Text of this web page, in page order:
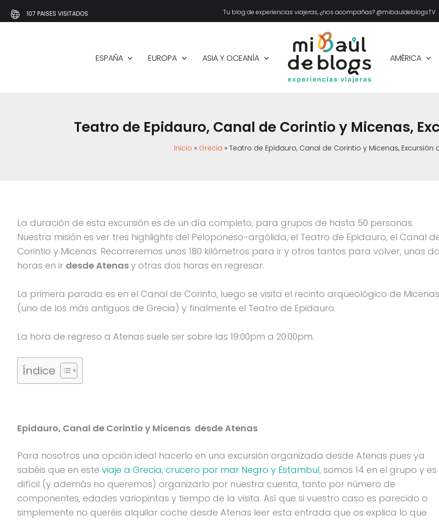
al
107 PAISES VISITADOS Tu blog de experiencias viajeras, ¿nos acompañas? @mibauldeblogsTV
ESPAÑA EUROPA ASIA Y OCEANÍA AMÉRICA
Teatro de Epidauro, Canal de Corintio y Micenas,
Inicio Grecia Teatro de Epidauro, Canal de Corintio y Micenas, Excursión
La duración de esta excursión es de un día completo, para grupos de hasta 50 personas.
Nuestra misión es ver tres highlights del Peloponeso-argólida, el Teatro de Epidauro, el Canal
Corintio y Micenas. Recorreremos unos 180 kilómetros para ir y otros tantos para volver, unas
horas en ir desde Atenasy otras dos horas en regresar.
La primera parada es en el Canal de Corinto, luego se visita el recinto arqueológico de Micenas
(uno de los más antiguos de Grecia) y finalmente el Teatro de Epidauro.
La hora de regreso a Atenas suele ser sobre las 19:00pm a 20:00pm.
Índice
Epidauro, Canal de Corintio y Micenas desde Atenas
Para nosotros una opción ideal hacerlo en una excursión organizada desde Atenas pues ya
sabéis que en este viaje a Grecia, crucero por mar Negro y Estambul, somos 14 en el grupo y es
difícil (y además no queremos) organizarlo por nuestra cuenta, tanto por número de
componentes, edades variopintas y tiempo de la visita. Así que si vuestro caso es parecido o
simplemente no queréis alquilar coche desde Atenas leer esta entrada que os explica lo que